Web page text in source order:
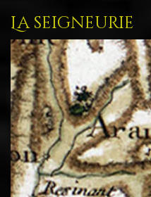
La seigneurie